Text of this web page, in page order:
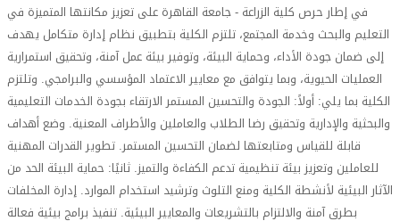
في إطار حرص كلية الزراعة - جامعة القاهرة على تعزيز مكانتها المتميزة في
التعليم والبحث وخدمة المجتمع، تلتزم الكلية بتطبيق نظام إدارة متكامل يهدف
إلى ضمان جودة الأداء، وحماية البيئة، وتوفير بيئة عمل آمنة، وتحقيق استمرارية
العمليات الحيوية، وبما يتوافق مع معايير الاعتماد المؤسسي والبرامجي. وتلتزم
الكلية بما يلي: أولاً: الجودة والتحسين المستمر الارتقاء بجودة الخدمات التعليمية
والبحثية والإدارية وتحقيق رضا الطلاب والعاملين والأطراف المعنية. وضع أهداف
قابلة للقياس ومتابعتها لضمان التحسين المستمر. تطوير القدرات المهنية
للعاملين وتعزيز بيئة تنظيمية تدعم الكفاءة والتميز. ثانيًا: حماية البيئة الحد من
الآثار البيئية لأنشطة الكلية ومنع التلوث وترشيد استخدام الموارد. إدارة المخلفات
بطرق آمنة والالتزام بالتشريعات والمعايير البيئية. تنفيذ برامج بيئية فعالة